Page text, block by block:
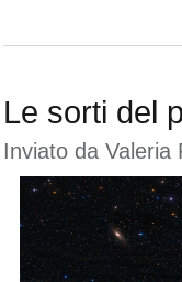
Le sorti del
Inviato da Valeria